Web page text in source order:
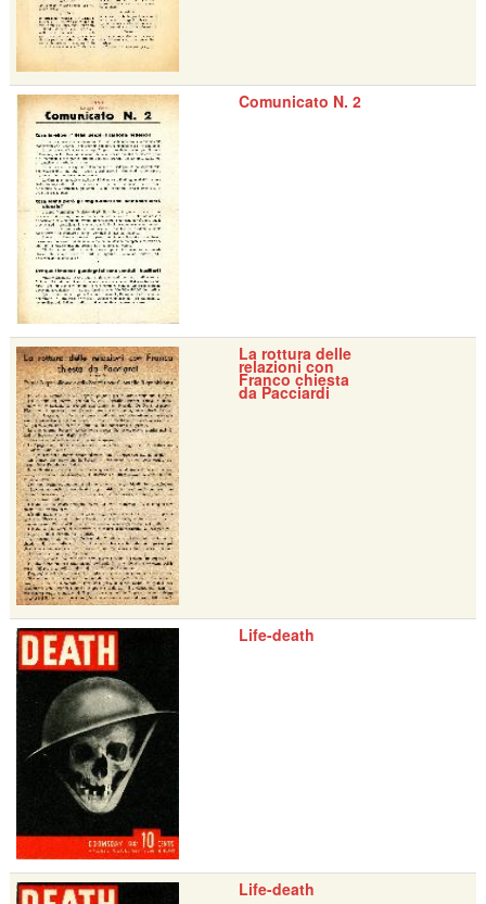
Comunicato N. 2
La rottura delle
relazioni con
Franco chiesta
da Pacciardi
Life-death
Life-death